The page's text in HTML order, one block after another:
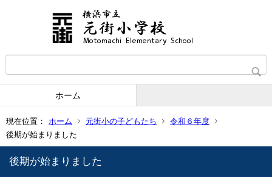
ホーム
現在位置： ホーム 元街小の子どもたち
令和６年度
後期が始まりました
後期が始まりました